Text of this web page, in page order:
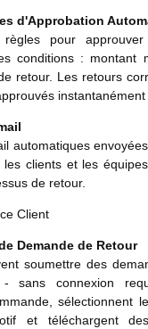
d'Approbation
pour
conditions : montant
retour. Les retours
automatiques
les clients et les
de retour.
Client
Demande de Retour
soumettre des
- sans connexion
sélectionnent
et téléchargent